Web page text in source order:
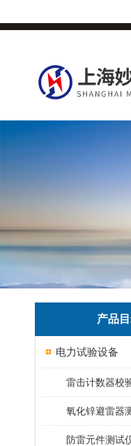
产品
电力试验设备
雷击计数器校
氧化锌避雷器
防雷元件测试